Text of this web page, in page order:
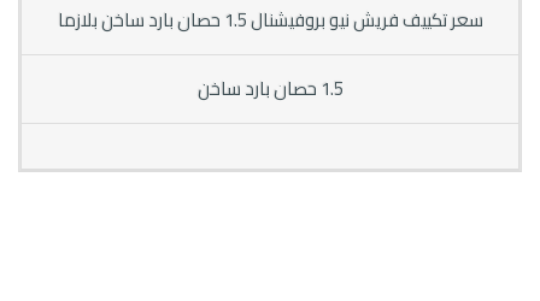
سعر تكييف فريش نيو بروفيشنال 1.5 حصان بارد ساخن بلازما
1.5 حصان بارد ساخن